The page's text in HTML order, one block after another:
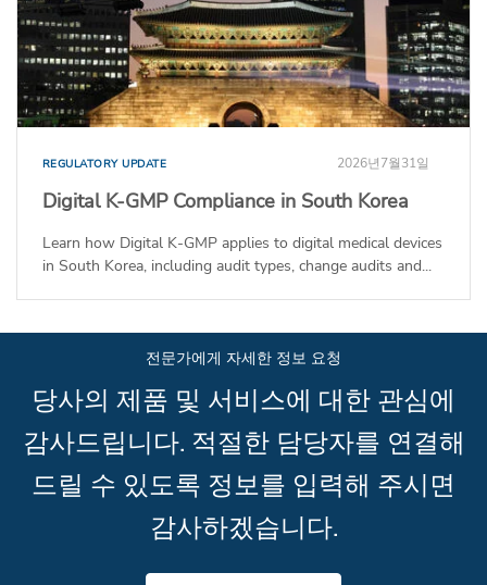
REGULATORY UPDATE 2026년7월31일
Digital K-GMP Compliance in South Korea
Learn how Digital K-GMP applies to digital medical devices
in South Korea, including audit types, change audits and...
전문가에게 자세한 정보 요청
당사의 제품 및 서비스에 대한 관심에
감사드립니다. 적절한 담당자를 연결해
드릴 수 있도록 정보를 입력해 주시면
감사하겠습니다.